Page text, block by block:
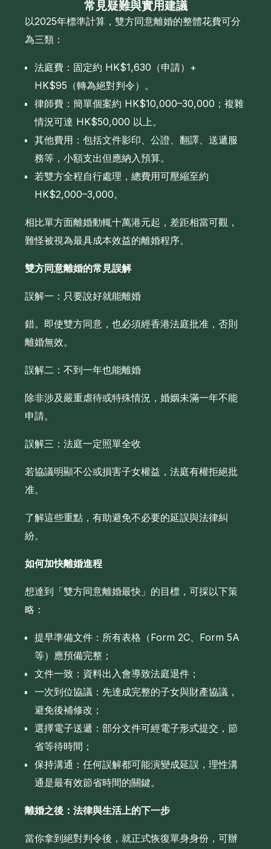
常見疑難與實用建議
以2025年標準計算，雙方同意離婚的整體花費可分
為三類：
法庭費：固定約 HK$1,630（申請）+
HK$95（轉為絕對判令）。
律師費：簡單個案約 HK$10,000–30,000；複雜
情況可達 HK$50,000 以上。
其他費用：包括文件影印、公證、翻譯、送遞服
務等，小額支出但應納入預算。
若雙方全程自行處理，總費用可壓縮至約
HK$2,000–3,000。
相比單方面離婚動輒十萬港元起，差距相當可觀，
難怪被視為最具成本效益的離婚程序。
雙方同意離婚的常見誤解
誤解一：只要說好就能離婚
錯。即使雙方同意，也必須經香港法庭批准，否則
離婚無效。
誤解二：不到一年也能離婚
除非涉及嚴重虐待或特殊情況，婚姻未滿一年不能
申請。
誤解三：法庭一定照單全收
若協議明顯不公或損害子女權益，法庭有權拒絕批
准。
了解這些重點，有助避免不必要的延誤與法律糾
紛。
如何加快離婚進程
想達到「雙方同意離婚最快」的目標，可採以下策
略：
提早準備文件：所有表格（Form 2C、Form 5A
等）應預備完整；
文件一致：資料出入會導致法庭退件；
一次到位協議：先達成完整的子女與財產協議，
避免後補修改；
選擇電子送遞：部分文件可經電子形式提交，節
省等待時間；
保持溝通：任何誤解都可能演變成延誤，理性溝
通是最有效節省時間的關鍵。
離婚之後：法律與生活上的下一步
當你拿到絕對判令後，就正式恢復單身身份，可辦